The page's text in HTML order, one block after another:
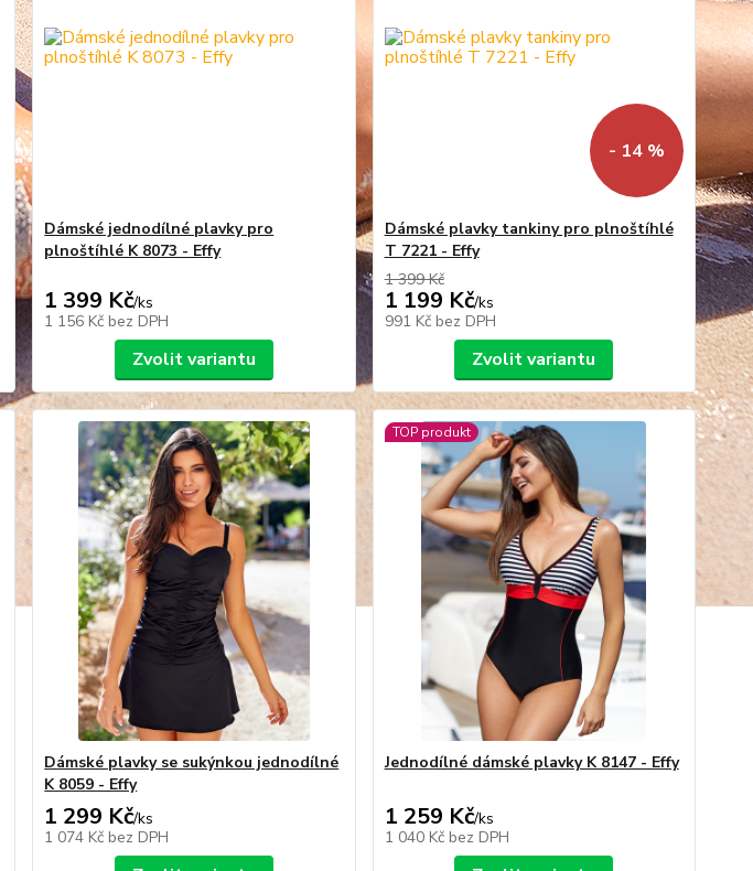
Dámské jednodílné plavky pro
plnoštíhlé K 8073 - Effy
1 399 Kč/ks
1 156 Kč bez DPH
Zvolit variantu
- 14 %
Dámské plavky tankiny pro plnoštíhlé
T 7221 - Effy
1 399 Kč
1 199 Kč/ks
991 Kč bez DPH
Zvolit variantu
Dámské plavky se sukýnkou jednodílné
K 8059 - Effy
1 299 Kč/ks
1 074 Kč bez DPH
TOP produkt
Jednodílné dámské plavky K 8147 - Effy
1 259 Kč/ks
1 040 Kč bez DPH